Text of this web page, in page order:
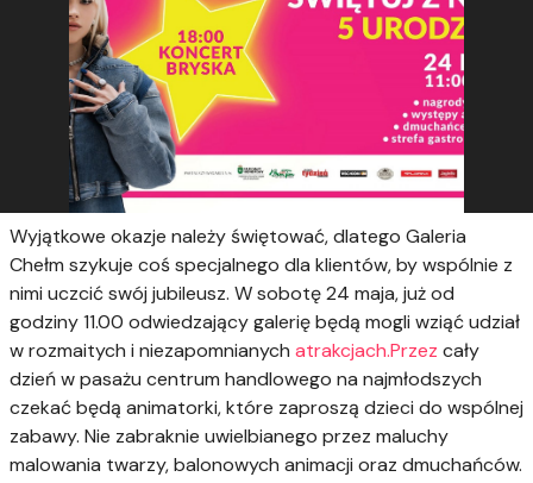
Wyjątkowe okazje należy świętować, dlatego Galeria
Chełm szykuje coś specjalnego dla klientów, by wspólnie z
nimi uczcić swój jubileusz. W sobotę 24 maja, już od
godziny 11.00 odwiedzający galerię będą mogli wziąć udział
w rozmaitych i niezapomnianych atrakcjach.Przez cały
dzień w pasażu centrum handlowego na najmłodszych
czekać będą animatorki, które zaproszą dzieci do wspólnej
zabawy. Nie zabraknie uwielbianego przez maluchy
malowania twarzy, balonowych animacji oraz dmuchańców.